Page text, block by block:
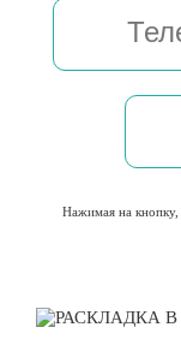
Нажимая на кнопку,